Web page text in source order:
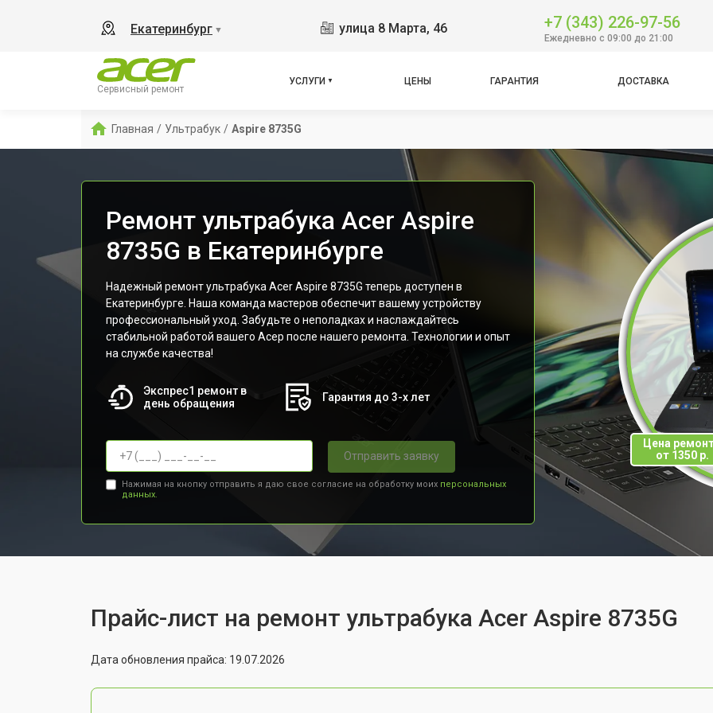
Екатеринбург ▼ улица 8 Марта, 46 +7 (343) 226-97-56
Ежедневно с 09:00 до 21:00
Сервисный ремонт
УСЛУГИ ЦЕНЫ ГАРАНТИЯ ДОСТАВКА
Главная / Ультрабук / Aspire 8735G
Ремонт ультрабука Acer Aspire
8735G в Екатеринбурге
Надежный ремонт ультрабука Acer Aspire 8735G теперь доступен в
Екатеринбурге. Наша команда мастеров обеспечит вашему устройству
профессиональный уход. Забудьте о неполадках и наслаждайтесь
стабильной работой вашего Асер после нашего ремонта. Технологии и опыт
на службе качества!
Экспрес1 ремонт в
день обращения
Гарантия до 3-х лет
Отправить заявку
Нажимая на кнопку отправить я даю свое согласие на обработку моих персональных
данных.
Цена
от 1350 р.
Прайс-лист на ремонт ультрабука Acer Aspire 8735G
Дата обновления прайса: 19.07.2026